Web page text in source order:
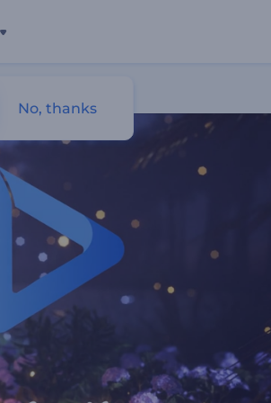
No, thanks